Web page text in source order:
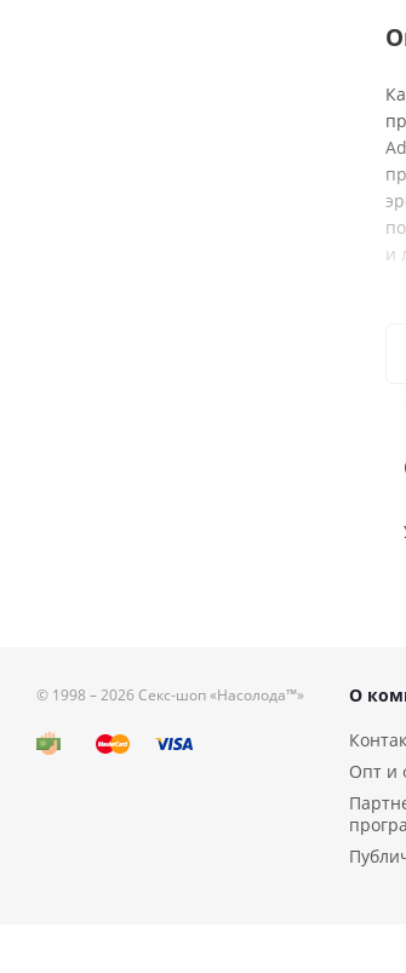
и
© 1998 – 2026 Секс-шоп «Насолода™»
О
Опт и